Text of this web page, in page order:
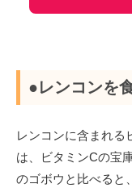
●レンコンを
レンコンに含まれる
は、ビタミンCの宝
のゴボウと比べると